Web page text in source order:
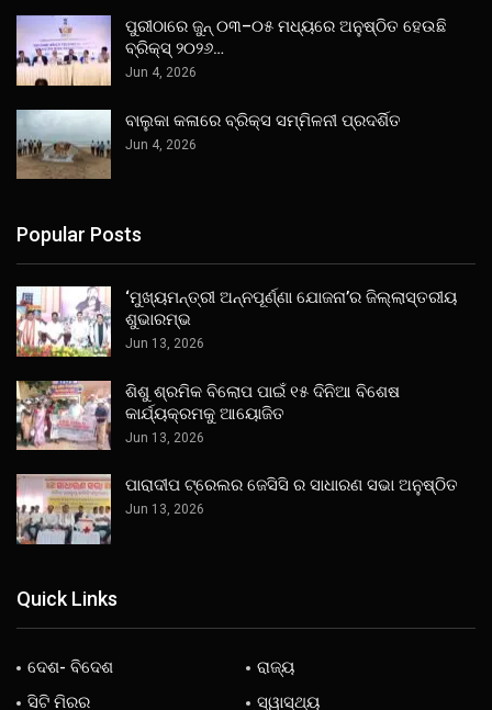
ପୁରୀଠାରେ ଜୁନ୍ ୦୩–୦୫ ମଧ୍ୟରେ ଅନୁଷ୍ଠିତ ହେଉଛି
ବ୍ରିକ୍ସ୍ ୨୦୨୬…
Jun 4, 2026
ବାଲୁକା କଳାରେ ବ୍ରିକ୍ସ ସମ୍ମିଳନୀ ପ୍ରଦର୍ଶିତ
Jun 4, 2026
Popular Posts
‘ମୁଖ୍ୟମନ୍ତ୍ରୀ ଅନ୍ନପୂର୍ଣ୍ଣା ଯୋଜନା’ର ଜିଲ୍ଲାସ୍ତରୀୟ
ଶୁଭାରମ୍ଭ
Jun 13, 2026
ଶିଶୁ ଶ୍ରମିକ ବିଲୋପ ପାଇଁ ୧୫ ଦିନିଆ ବିଶେଷ
କାର୍ଯ୍ୟକ୍ରମକୁ ଆୟୋଜିତ
Jun 13, 2026
ପାରାଦୀପ ଟ୍ରେଲର ଜେସିସି ର ସାଧାରଣ ସଭା ଅନୁଷ୍ଠିତ
Jun 13, 2026
Quick Links
ଦେଶ- ବିଦେଶ
ରାଜ୍ୟ
ସିଟି ମିରର
ସ୍ୱାସ୍ଥ୍ୟ